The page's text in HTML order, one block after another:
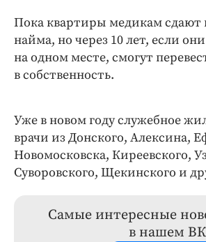
Пока квартиры медикам сдают
найма, но через 10 лет, если
на одном месте, смогут
в собственность.
Уже в новом году служебное
врачи из Донского, Алексина,
Новомосковска, Киреевского,
Суворовского, Щекинского и
Самые интересные
в нашем ВК